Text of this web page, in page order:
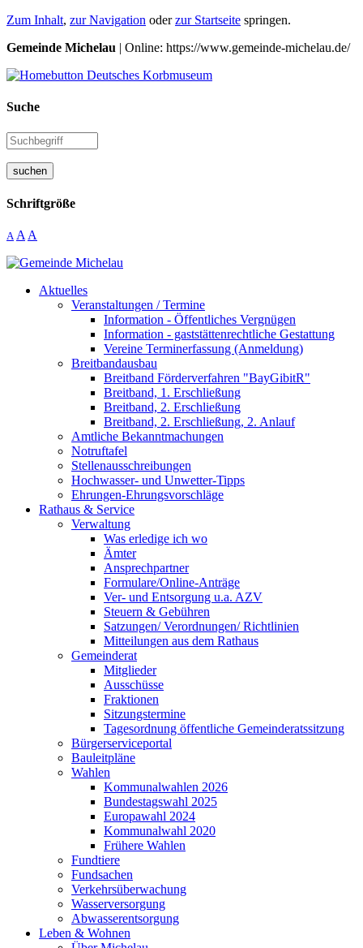
Zum Inhalt, zur Navigation oderzur Startseite springen.
Gemeinde Michelau | Online: https://www.gemeinde-michelau.de/
Suche
suchen
Schriftgröße
A A A
Aktuelles
Veranstaltungen / Termine
Information - Öffentliches Vergnügen
Information - gaststättenrechtliche Gestattung
Vereine Terminerfassung (Anmeldung)
Breitbandausbau
Breitband Förderverfahren "BayGibitR"
Breitband, 1. Erschließung
Breitband, 2. Erschließung
Breitband, 2. Erschließung, 2. Anlauf
Amtliche Bekanntmachungen
Notruftafel
Stellenausschreibungen
Hochwasser- und Unwetter-Tipps
Ehrungen-Ehrungsvorschläge
Rathaus & Service
Verwaltung
Was erledige ich wo
Ämter
Ansprechpartner
Formulare/Online-Anträge
Ver- und Entsorgung u.a. AZV
Steuern & Gebühren
Satzungen/ Verordnungen/ Richtlinien
Mitteilungen aus dem Rathaus
Gemeinderat
Mitglieder
Ausschüsse
Fraktionen
Sitzungstermine
Tagesordnung öffentliche Gemeinderatssitzung
Bürgerserviceportal
Bauleitpläne
Wahlen
Kommunalwahlen 2026
Bundestagswahl 2025
Europawahl 2024
Kommunalwahl 2020
Frühere Wahlen
Fundtiere
Fundsachen
Verkehrsüberwachung
Wasserversorgung
Abwasserentsorgung
Leben & Wohnen